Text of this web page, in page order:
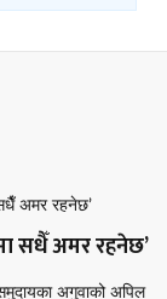
सधैँ अमर रहनेछ’